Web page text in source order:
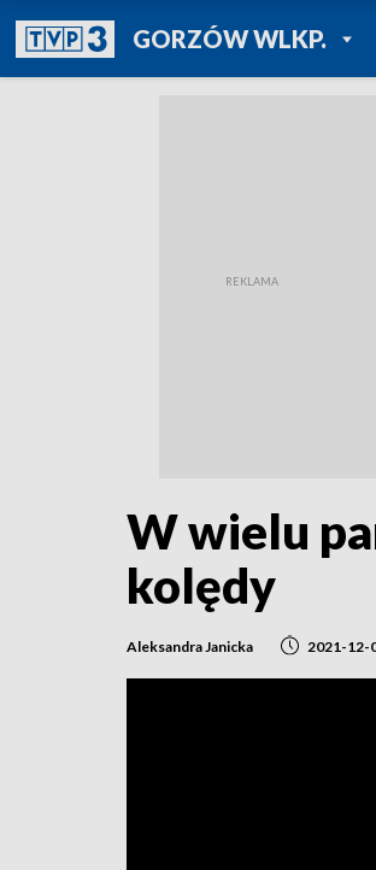
GORZÓW WLKP.
POWRÓT
TVP
W wielu
kolędy
Aleksandra Janicka 2021-12-